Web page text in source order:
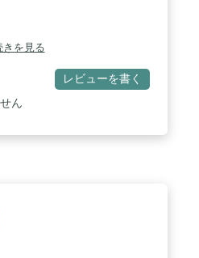
きを見る
レビューを書く
ん